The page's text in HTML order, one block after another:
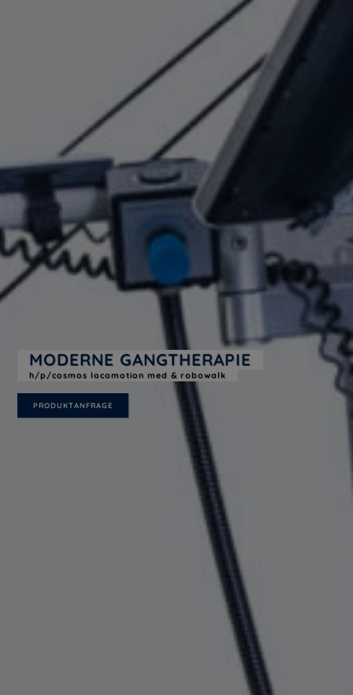
MODERNE GANGTHERAPIE
h/p/cosmos locomotion med & robowalk
PRODUKTANFRAGE